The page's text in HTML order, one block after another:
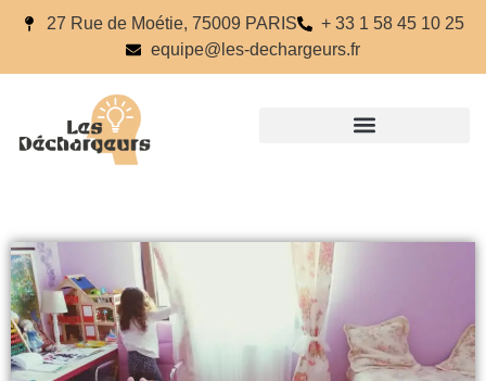
27 Rue de Moétie, 75009 PARIS
+ 33 1 58 45 10 25
equipe@les-dechargeurs.fr